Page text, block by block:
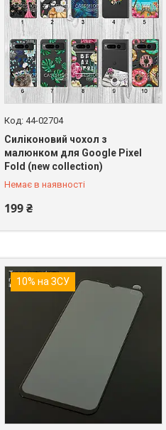
44-02704
Силіконовий чохол з
малюнком для Google Pixel
Fold (new collection)
Немає в наявності
199 ₴
+380 (98) 849-89-99
10% на ЗСУ